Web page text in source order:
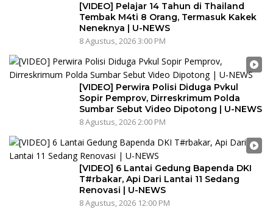
[VIDEO] Pelajar 14 Tahun di Thailand
Tembak M4ti 8 Orang, Termasuk Kakek
Neneknya | U-NEWS
8 Agustus, 2026 3:00 PM
[VIDEO] Perwira Polisi Diduga Pvkul
Sopir Pemprov, Dirreskrimum Polda
Sumbar Sebut Video Dipotong | U-NEWS
8 Agustus, 2026 2:00 PM
[VIDEO] 6 Lantai Gedung Bapenda DKI
T#rbakar, Api Dari Lantai 11 Sedang
Renovasi | U-NEWS
8 Agustus, 2026 12:00 PM